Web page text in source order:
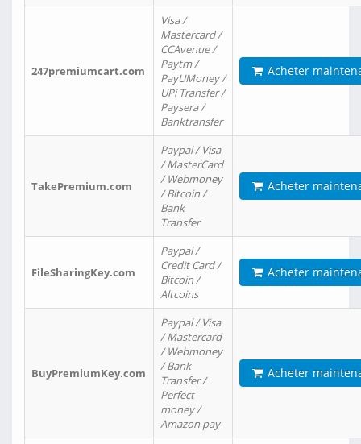
247premiumcart.com
Visa /
Mastercard /
CCAvenue /
Paytm /
PayUMoney /
UPi Transfer /
Paysera /
Banktransfer
Acheter
TakePremium.com
Paypal / Visa
/ MasterCard
/ Webmoney
/ Bitcoin /
Bank
Transfer
Acheter
FileSharingKey.com
Paypal /
Credit Card /
Bitcoin /
Altcoins
Acheter
BuyPremiumKey.com
Paypal / Visa
/ Mastercard
/ Webmoney
/ Bank
Transfer /
Perfect
money /
Amazon pay
Acheter